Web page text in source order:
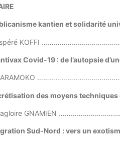
kantien et solidarité
KOFFI
Covid-19 : de l’autopsie
des moyens techniques
GNAMIEN
Sud-Nord : vers un